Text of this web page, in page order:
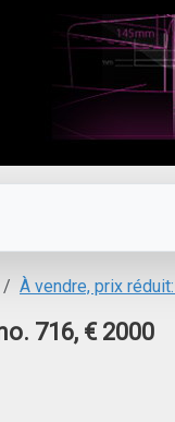
À vendre, prix
716, € 2000